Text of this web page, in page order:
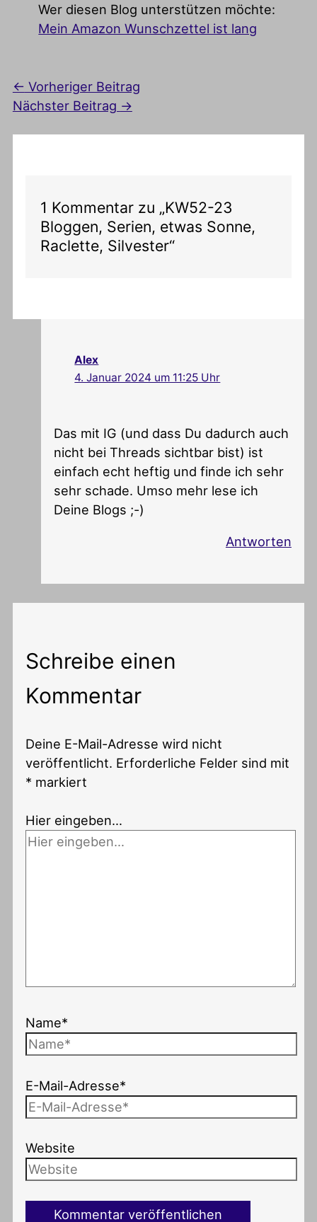
Wer diesen Blog unterstützen möchte:
Mein Amazon Wunschzettel ist lang
← Vorheriger Beitrag
Nächster Beitrag →
1 Kommentar zu „KW52-23
Bloggen, Serien, etwas Sonne,
Raclette, Silvester“
Alex
4. Januar 2024 um 11:25 Uhr
Das mit IG (und dass Du dadurch auch
nicht bei Threads sichtbar bist) ist
einfach echt heftig und finde ich sehr
sehr schade. Umso mehr lese ich
Deine Blogs ;-)
Antworten
Schreibe einen
Kommentar
Deine E-Mail-Adresse wird nicht
veröffentlicht. Erforderliche Felder sind mit
* markiert
Hier eingeben…
Name*
E-Mail-Adresse*
Website